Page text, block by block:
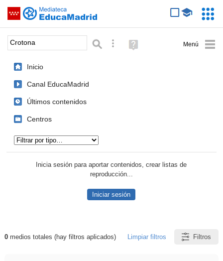
Saltar navegación
Palabra o frase: Búsqueda avanzada
Ayuda
(en
Inicio
Canal EducaMadrid
Últimos contenidos
Centros
Inicia sesión para aportar contenidos, crear listas de
reproducción...
Iniciar sesión
Resultados de: Crotona
0medios totales (hay filtros aplicados) Limpiar filtros Filtros